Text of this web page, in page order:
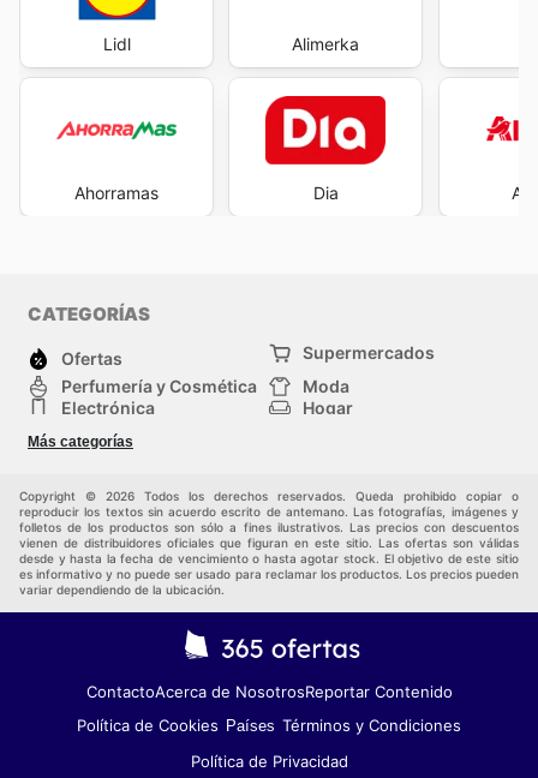
Lidl
Ahorramas
Alimerka
Dia
CATEGORÍAS
Ofertas
Supermercados
Perfumería y Cosmética
Moda
Electrónica
Hogar
Deporte
Juguetes y bebés
Más categorías
Copyright © 2026 Todos los derechos reservados. Queda prohibido copiar o
reproducir los textos sin acuerdo escrito de antemano. Las fotografías, imágenes y
folletos de los productos son sólo a fines ilustrativos. Las precios con descuentos
vienen de distribuidores oficiales que figuran en este sitio. Las ofertas son válidas
desde y hasta la fecha de vencimiento o hasta agotar stock. El objetivo de este sitio
es informativo y no puede ser usado para reclamar los productos. Los precios pueden
variar dependiendo de la ubicación.
ContactoAcerca de NosotrosReportar Contenido
Política de Cookies Países Términos y Condiciones
Política de Privacidad